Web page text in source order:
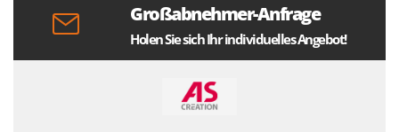
Großabnehmer-Anfrage
Holen Sie sich Ihr individuelles Angebot!